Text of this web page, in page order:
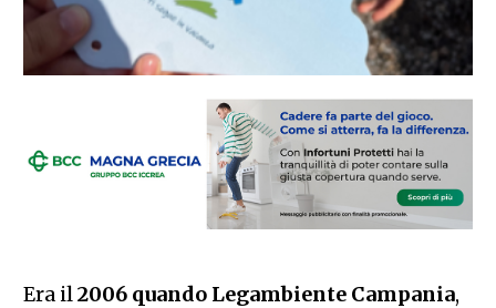
Era il2006 quando Legambiente Campania,